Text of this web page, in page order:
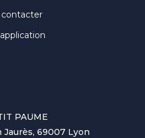
contacter
PAUME
Jaurès, 69007 Lyon